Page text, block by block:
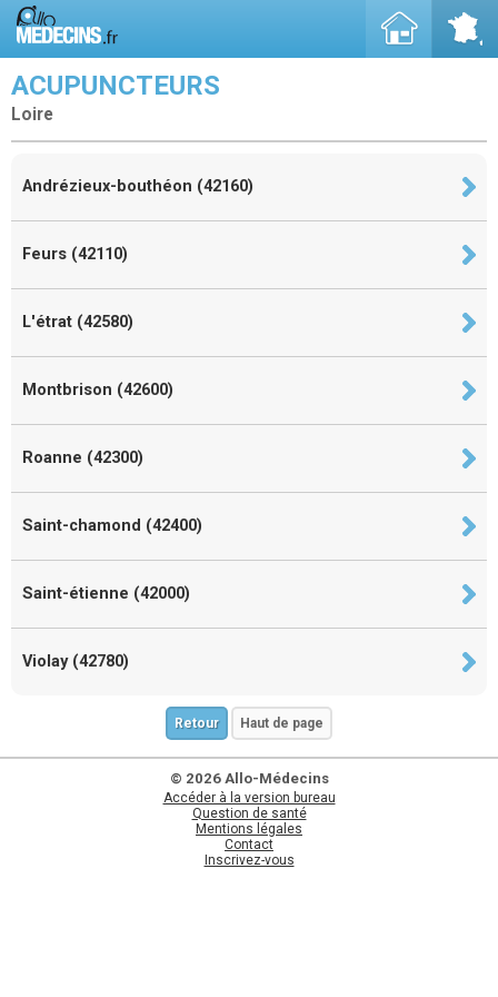
ACUPUNCTEURS
Loire
Andrézieux-bouthéon (42160)
Feurs (42110)
L'étrat (42580)
Montbrison (42600)
Roanne (42300)
Saint-chamond (42400)
Saint-étienne (42000)
Violay (42780)
Retour Haut de page
© 2026 Allo-Médecins
Accéder à la version bureau
Question de santé
Mentions légales
Contact
Inscrivez-vous